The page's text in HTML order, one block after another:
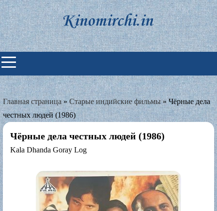
Skip
to
content
Индийские фильмы смотреть
онлайн
Главная страница»Старые индийские фильмы»Чёрные дела
честных людей (1986)
Чёрные дела честных людей (1986)
Kala Dhanda Goray Log